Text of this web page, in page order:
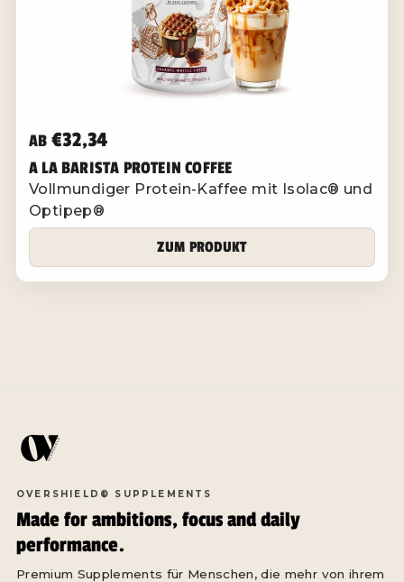
AB €32,34
A LA BARISTA PROTEIN COFFEE
Vollmundiger Protein-Kaffee mit Isolac® und
Optipep®
ZUM PRODUKT
OVERSHIELD® SUPPLEMENTS
Made for ambitions, focus and daily
performance.
Premium Supplements für Menschen, die mehr von ihrem